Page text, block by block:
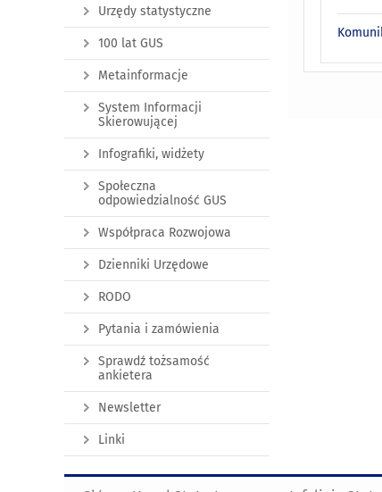
Urzędy statystyczne
100 lat GUS
Metainformacje
System Informacji
Skierowującej
Infografiki, widżety
Społeczna
odpowiedzialność GUS
Współpraca Rozwojowa
Dzienniki Urzędowe
RODO
Pytania i zamówienia
Sprawdź tożsamość
ankietera
Newsletter
Linki